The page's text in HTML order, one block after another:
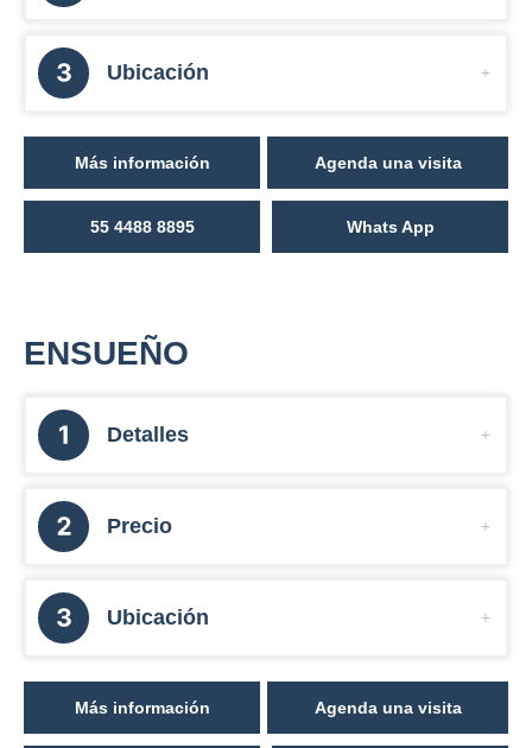
Ubicación
Más información Agenda una visita
55 4488 8895 Whats App
ENSUEÑO
Detalles
Precio
Ubicación
Más información Agenda una visita